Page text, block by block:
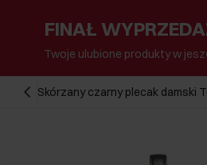
FINAŁ
Twoje ulubione produkty w
Skórzany czarny plecak damski